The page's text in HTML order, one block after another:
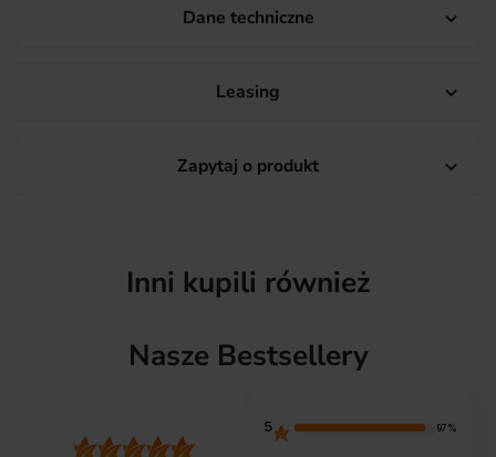
Dane techniczne 
Leasing 
Zapytaj o produkt 
Inni kupili również
Nasze Bestsellery
5 97%